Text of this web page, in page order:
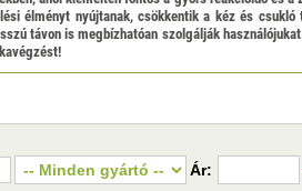
élményt nyújtanak, csökkentik a kéz és
távon is megbízhatóan szolgálják
Ár: